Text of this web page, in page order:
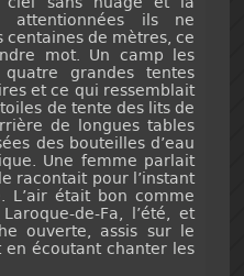
attentionnées ils ne
de mètres, ce
mot. Un camp les
grandes tentes
et ce qui ressemblait
de tente des lits de
de longues tables
des bouteilles d’eau
Une femme parlait
racontait pour l’instant
L’air était bon comme
de-Fa, l’été, et
ouverte, assis sur le
en écoutant chanter les